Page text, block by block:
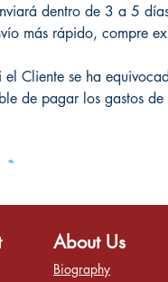
dentro de 3 a 5
más rápido, compre
el Cliente se ha
de pagar los gastos
About Us
Biography